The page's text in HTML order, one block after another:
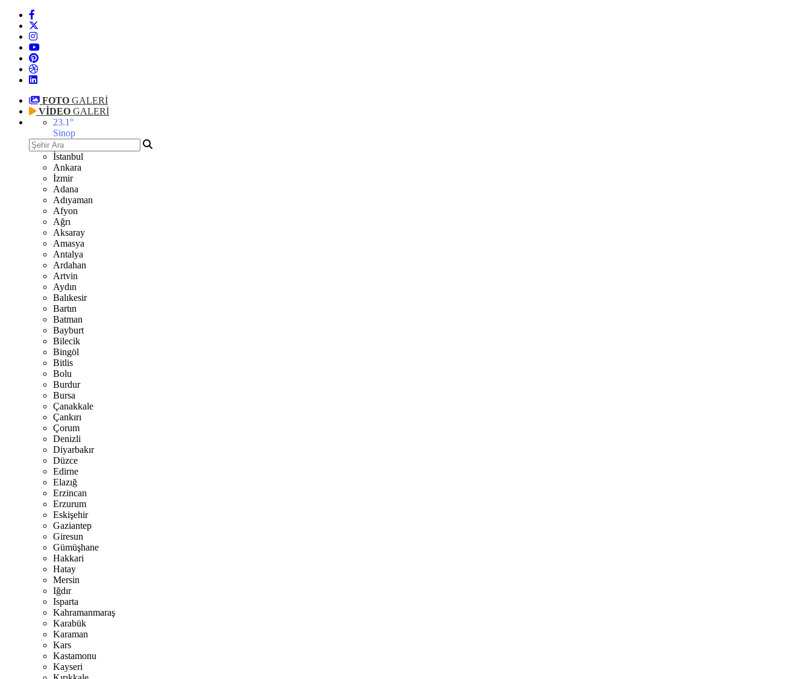
FOTO GALERİ
VİDEO GALERİ
23.1 °
Sinop
İstanbul
Ankara
İzmir
Adana
Adıyaman
Afyon
Ağrı
Aksaray
Amasya
Antalya
Ardahan
Artvin
Aydın
Balıkesir
Bartın
Batman
Bayburt
Bilecik
Bingöl
Bitlis
Bolu
Burdur
Bursa
Çanakkale
Çankırı
Çorum
Denizli
Diyarbakır
Düzce
Edirne
Elazığ
Erzincan
Erzurum
Eskişehir
Gaziantep
Giresun
Gümüşhane
Hakkari
Hatay
Mersin
Iğdır
Isparta
Kahramanmaraş
Karabük
Karaman
Kars
Kastamonu
Kayseri